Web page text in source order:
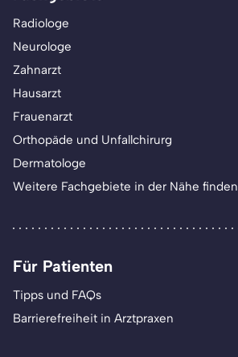
Radiologe
Neurologe
Zahnarzt
Hausarzt
Frauenarzt
Orthopäde und Unfallchirurg
Dermatologe
Weitere Fachgebiete in der Nähe finden
Für Patienten
Tipps und FAQs
Barrierefreiheit in Arztpraxen